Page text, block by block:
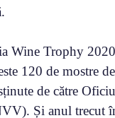
Wine Trophy
120 de mostre
de către
Și anul trecut